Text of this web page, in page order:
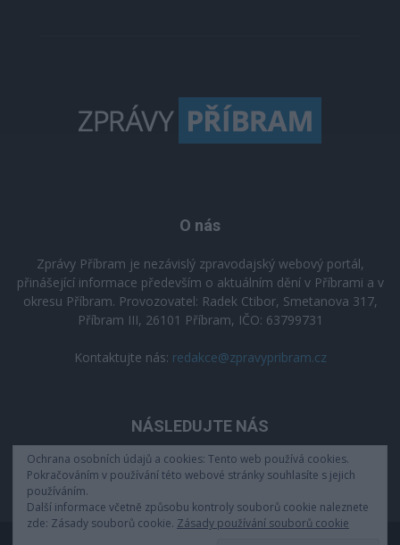
O nás
Zprávy Příbram je nezávislý zpravodajský webový portál,
přinášející informace především o aktuálním dění v Příbrami a v
okresu Příbram. Provozovatel: Radek Ctibor, Smetanova 317,
Příbram III, 26101 Příbram, IČO: 63799731
Kontaktujte nás: redakce@zpravypribram.cz
NÁSLEDUJTE NÁS
Ochrana osobních údajů a cookies: Tento web používá cookies.
Pokračováním v používání této webové stránky souhlasíte s jejich
používáním.
Další informace včetně způsobu kontroly souborů cookie naleznete
zde: Zásady souborů cookie. Zásady používání souborů cookie